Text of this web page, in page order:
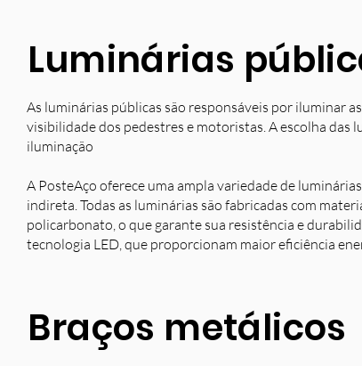
Luminárias
As luminárias públicas são responsáveis por iluminar
visibilidade dos pedestres e motoristas. A escolha das
iluminação
A PosteAço oferece uma ampla variedade de
indireta. Todas as luminárias são fabricadas com
policarbonato, o que garante sua resistência e
tecnologia LED, que proporcionam maior eficiência
Braços metálicos